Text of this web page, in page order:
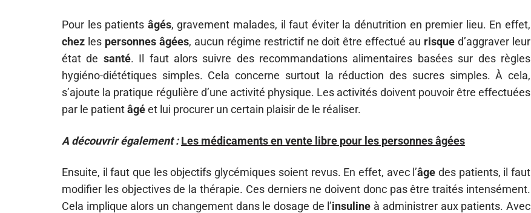
Pour les patients âgés, gravement malades, il faut éviter la dénutrition en premier lieu. En effet,
chez les personnes âgées, aucun régime restrictif ne doit être effectué au risque d’aggraver leur
état de santé. Il faut alors suivre des recommandations alimentaires basées sur des règles
hygiéno-diététiques simples. Cela concerne surtout la réduction des sucres simples. À cela,
s’ajoute la pratique régulière d’une activité physique. Les activités doivent pouvoir être effectuées
par le patientâgéet lui procurer un certain plaisir de le réaliser.
A découvrir également : Les médicaments en vente libre pour les personnes âgées
Ensuite, il faut que les objectifs glycémiques soient revus. En effet, avec l’âge des patients, il faut
modifier les objectives de la thérapie. Ces derniers ne doivent donc pas être traités intensément.
Cela implique alors un changement dans le dosage de l’insuline à administrer aux patients. Avec